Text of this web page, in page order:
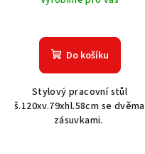
Do košíku
Stylový pracovní stůl
š.120xv.79xhl.58cm se dvěma
zásuvkami.